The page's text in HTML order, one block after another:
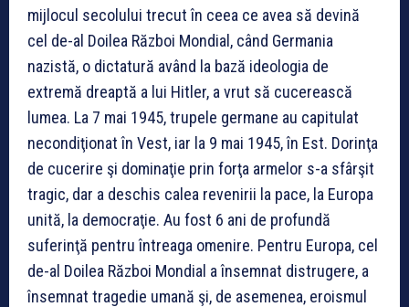
mijlocul secolului trecut în ceea ce avea să devină
cel de-al Doilea Război Mondial, când Germania
nazistă, o dictatură având la bază ideologia de
extremă dreaptă a lui Hitler, a vrut să cucerească
lumea. La 7 mai 1945, trupele germane au capitulat
necondiţionat în Vest, iar la 9 mai 1945, în Est. Dorinţa
de cucerire şi dominaţie prin forţa armelor s-a sfârşit
tragic, dar a deschis calea revenirii la pace, la Europa
unită, la democraţie. Au fost 6 ani de profundă
suferinţă pentru întreaga omenire. Pentru Europa, cel
de-al Doilea Război Mondial a însemnat distrugere, a
însemnat tragedie umană şi, de asemenea, eroismul